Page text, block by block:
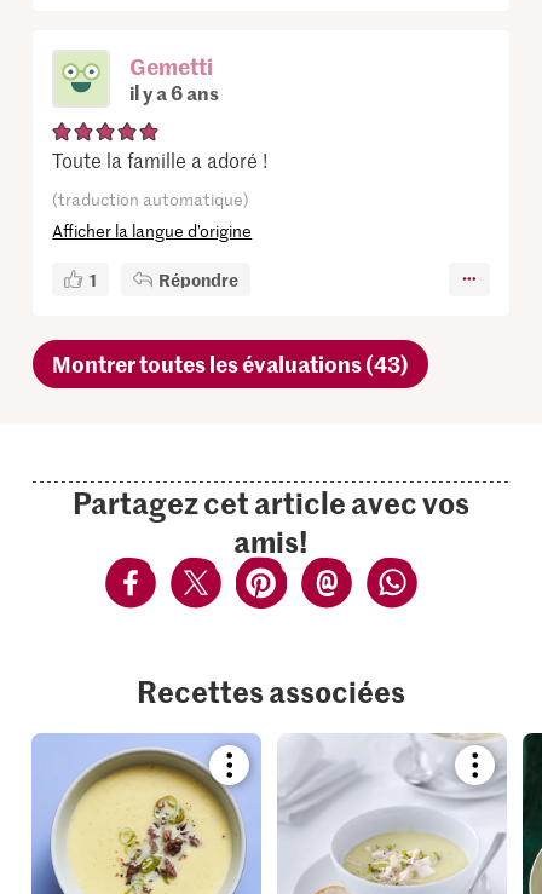
Gemetti
il y a 6 ans
Toute la famille a adoré !
(traduction automatique)
Afficher la langue d’origine
1 Répondre
Montrer toutes les évaluations (43)
Partagez cet article avec vos
amis!
Recettes associées
Bookmark
recipe
or
add
it
to
your
recipe
or
to
your